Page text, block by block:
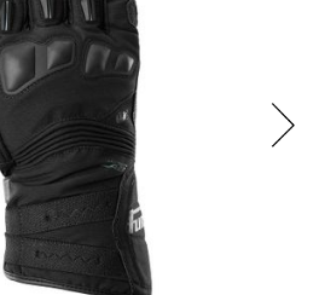
AIRBAG
UND WERKZEUGE
ANGEBOTE UND SONDERAKTIONEN